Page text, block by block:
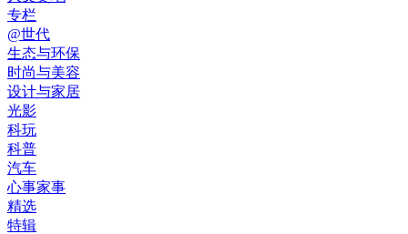
专栏
@世代
生态与环保
时尚与美容
设计与家居
光影
科玩
科普
汽车
心事家事
精选
特辑